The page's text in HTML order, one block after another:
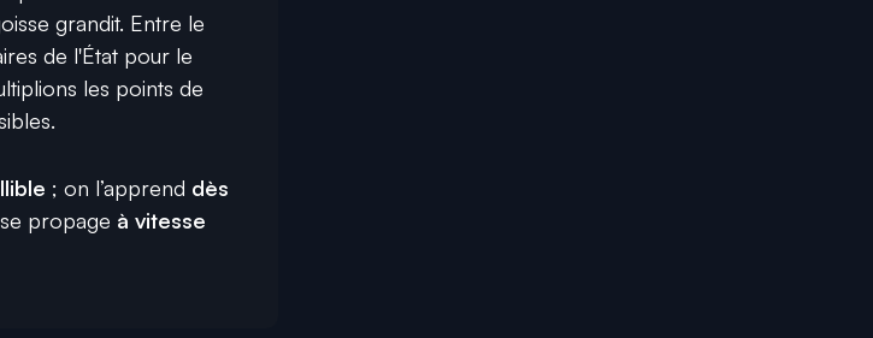
grandit. Entre le
de l'État pour le
les points de
; on l’apprend dès
propage à vitesse